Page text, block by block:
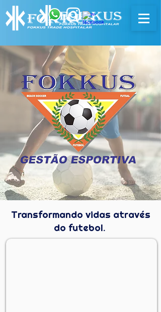
Transformando vidas através
do futebol.